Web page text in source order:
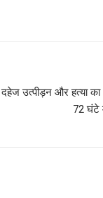
दहेज उत्पीड़न और हत्या का
72 घंटे